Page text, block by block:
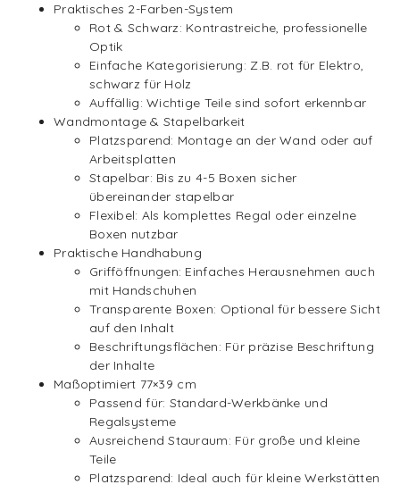
Praktisches 2-Farben-System
Rot & Schwarz: Kontrastreiche, professionelle
Optik
Einfache Kategorisierung: Z.B. rot für Elektro,
schwarz für Holz
Auffällig: Wichtige Teile sind sofort erkennbar
Wandmontage & Stapelbarkeit
Platzsparend: Montage an der Wand oder auf
Arbeitsplatten
Stapelbar: Bis zu 4-5 Boxen sicher
übereinander stapelbar
Flexibel: Als komplettes Regal oder einzelne
Boxen nutzbar
Praktische Handhabung
Grifföffnungen: Einfaches Herausnehmen auch
mit Handschuhen
Transparente Boxen: Optional für bessere Sicht
auf den Inhalt
Beschriftungsflächen: Für präzise Beschriftung
der Inhalte
Maßoptimiert 77×39 cm
Passend für: Standard-Werkbänke und
Regalsysteme
Ausreichend Stauraum: Für große und kleine
Teile
Platzsparend: Ideal auch für kleine Werkstätten